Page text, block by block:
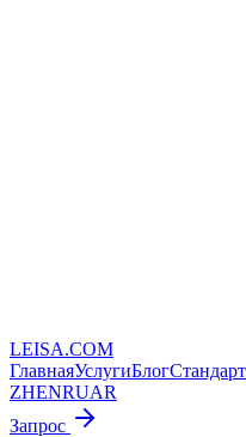
LEISA.COM
ГлавнаяУслугиБлог
ZHENRUAR
Запрос